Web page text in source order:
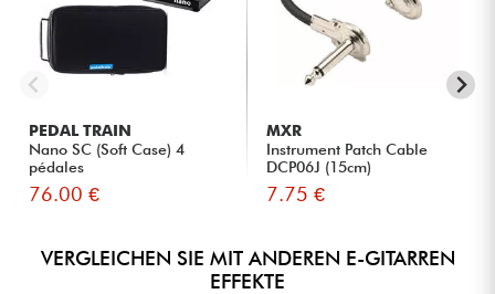
PEDAL TRAIN
Nano SC (Soft Case) 4
pédales
76.00 €
MXR
Instrument Patch Cable
DCP06J (15cm)
7.75 €
VERGLEICHEN SIE MIT ANDEREN E-GITARREN
EFFEKTE